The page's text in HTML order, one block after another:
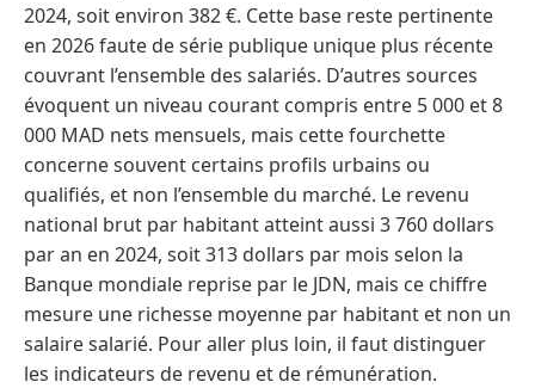
2024, soit environ 382 €. Cette base reste pertinente
en 2026 faute de série publique unique plus récente
couvrant l’ensemble des salariés. D’autres sources
évoquent un niveau courant compris entre 5 000 et 8
000 MAD nets mensuels, mais cette fourchette
concerne souvent certains profils urbains ou
qualifiés, et non l’ensemble du marché. Le revenu
national brut par habitant atteint aussi 3 760 dollars
par an en 2024, soit 313 dollars par mois selon la
Banque mondiale reprise par le JDN, mais ce chiffre
mesure une richesse moyenne par habitant et non un
salaire salarié. Pour aller plus loin, il faut distinguer
les indicateurs de revenu et de rémunération.